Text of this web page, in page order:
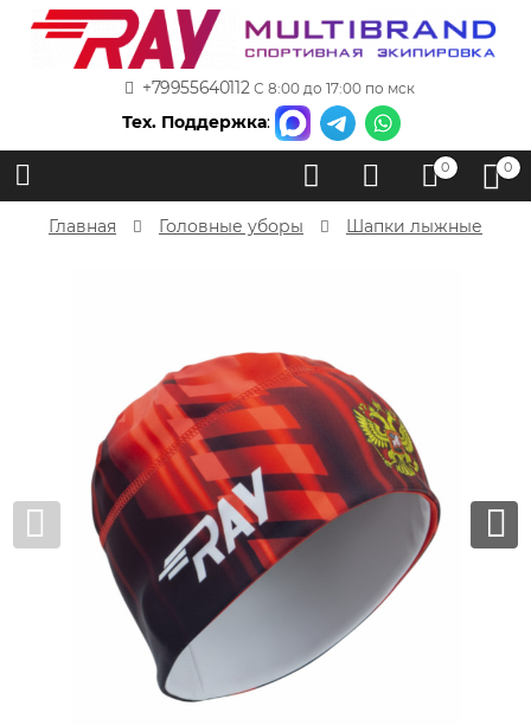
+79955640112 С 8:00 до 17:00 по мск
Тех. Поддержка:
0 0
Главная Головные уборы Шапки лыжные